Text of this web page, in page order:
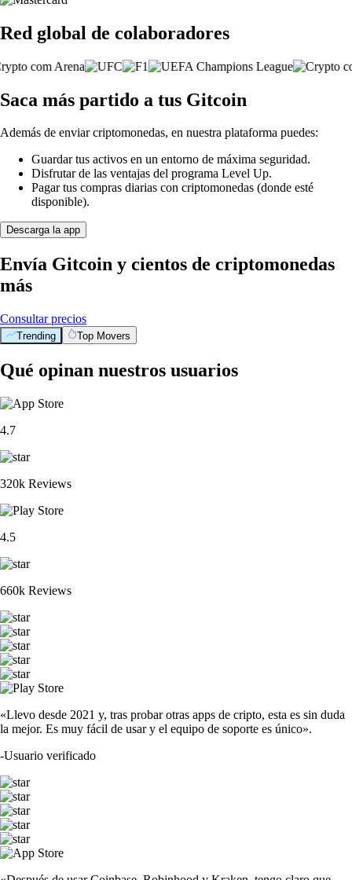
Red global de colaboradores
Saca más partido a tus Gitcoin
Además de enviar criptomonedas, en nuestra plataforma puedes:
Guardar tus activos en un entorno de máxima seguridad.
Disfrutar de las ventajas del programa Level Up.
Pagar tus compras diarias con criptomonedas (donde esté
disponible).
Descarga la app
Envía Gitcoin y cientos de criptomonedas
más
Consultar precios
Trending Top Movers
Qué opinan nuestros usuarios
4.7
320k Reviews
4.5
660k Reviews
«Llevo desde 2021 y, tras probar otras apps de cripto, esta es sin duda
la mejor. Es muy fácil de usar y el equipo de soporte es único».
-Usuario verificado